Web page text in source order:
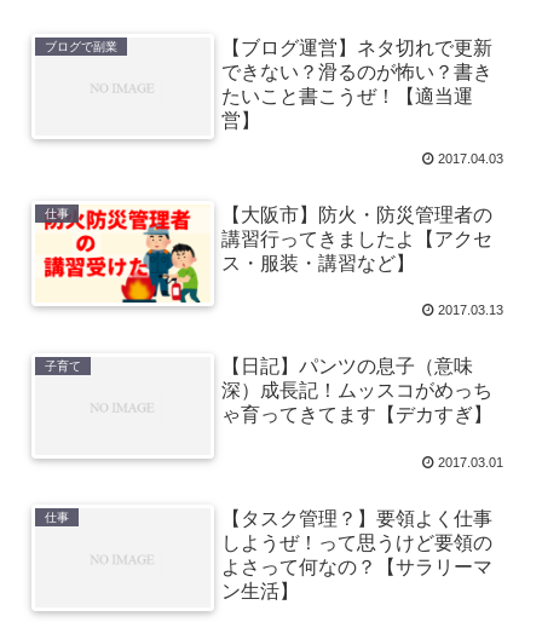
ブログで副業
【ブログ運営】ネタ切れで更新
できない？滑るのが怖い？書き
たいこと書こうぜ！【適当運
営】
2017.04.03
仕事
【大阪市】防火・防災管理者の
講習行ってきましたよ【アクセ
ス・服装・講習など】
2017.03.13
子育て
【日記】パンツの息子（意味
深）成長記！ムッスコがめっち
ゃ育ってきてます【デカすぎ】
2017.03.01
仕事
【タスク管理？】要領よく仕事
しようぜ！って思うけど要領の
よさって何なの？【サラリーマ
ン生活】